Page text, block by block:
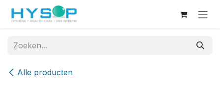
Overslaan naar inhoud
Alle producten